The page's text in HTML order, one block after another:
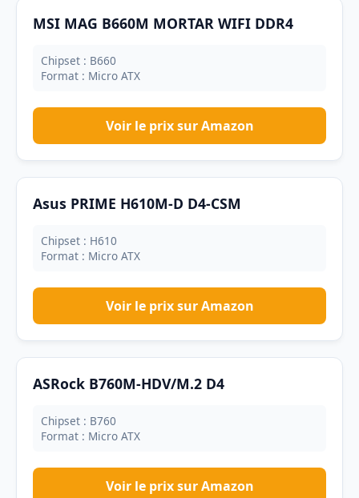
MSI MAG B660M MORTAR WIFI DDR4
Chipset : B660
Format : Micro ATX
Voir le prix sur Amazon
Asus PRIME H610M-D D4-CSM
Chipset : H610
Format : Micro ATX
Voir le prix sur Amazon
ASRock B760M-HDV/M.2 D4
Chipset : B760
Format : Micro ATX
Voir le prix sur Amazon